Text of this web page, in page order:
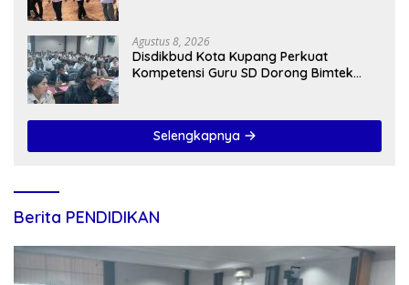
Agustus 8, 2026
Disdikbud Kota Kupang Perkuat
Kompetensi Guru SD Dorong Bimtek
Selengkapnya
Berita PENDIDIKAN